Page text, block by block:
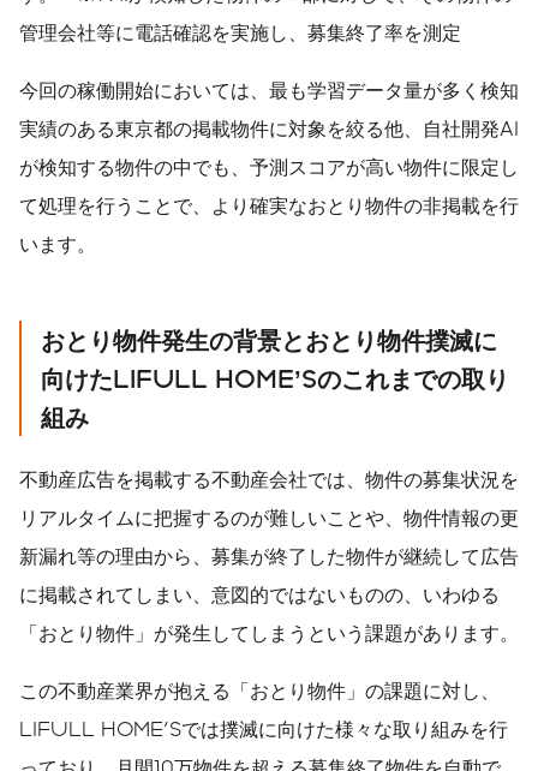
管理会社等に電話確認を実施し、募集終了率を測定
今回の稼働開始においては、最も学習データ量が多く検知
実績のある東京都の掲載物件に対象を絞る他、自社開発AI
が検知する物件の中でも、予測スコアが高い物件に限定し
て処理を行うことで、より確実なおとり物件の非掲載を行
います。
おとり物件発生の背景とおとり物件撲滅に
向けたLIFULL HOME’Sのこれまでの取り
組み
不動産広告を掲載する不動産会社では、物件の募集状況を
リアルタイムに把握するのが難しいことや、物件情報の更
新漏れ等の理由から、募集が終了した物件が継続して広告
に掲載されてしまい、意図的ではないものの、いわゆる
「おとり物件」が発生してしまうという課題があります。
この不動産業界が抱える「おとり物件」の課題に対し、
LIFULL HOME'Sでは撲滅に向けた様々な取り組みを行
っており、月間10万物件を超える募集終了物件を自動で